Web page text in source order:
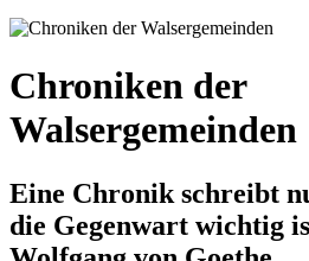
Chroniken der
Walsergemeinden
Eine Chronik schreibt
die Gegenwart wichtig